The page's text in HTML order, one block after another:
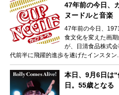
47年前の今日、
ヌードルと音楽
47年前の今日、
食文化を変えた画期
が、日清食品株式
代前半に飛躍的進歩を遂げたインスタン
本日、9月6日は
日。55歳となる